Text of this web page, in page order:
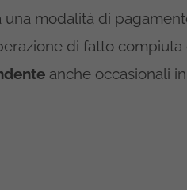
modalità di
di fatto compiuta
anche occasionali